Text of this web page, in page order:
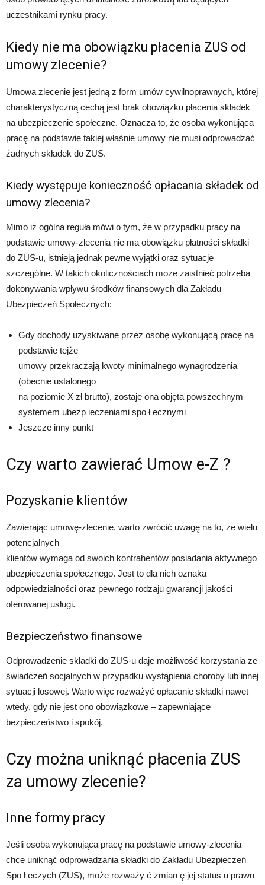
uczestnikami rynku pracy.
Kiedy nie ma obowiązku płacenia ZUS od
umowy zlecenie?
Umowa zlecenie jest jedną z form umów cywilnoprawnych, której
charakterystyczną cechą jest brak obowiązku płacenia składek
na ubezpieczenie społeczne. Oznacza to, że osoba wykonująca
pracę na podstawie takiej właśnie umowy nie musi odprowadzać
żadnych składek do ZUS.
Kiedy występuje konieczność opłacania składek od
umowy zlecenia?
Mimo iż ogólna reguła mówi o tym, że w przypadku pracy na
podstawie umowy-zlecenia nie ma obowiązku płatności składki
do ZUS-u, istnieją jednak pewne wyjątki oraz sytuacje
szczególne. W takich okolicznościach może zaistnieć potrzeba
dokonywania wpływu środków finansowych dla Zakładu
Ubezpieczeń Społecznych:
Gdy dochody uzyskiwane przez osobę wykonującą pracę na
podstawie tejże
umowy przekraczają kwoty minimalnego wynagrodzenia
(obecnie ustalonego
na poziomie X zł brutto), zostaje ona objęta powszechnym
systemem ubezp ieczeniami spo ł ecznymi
Jeszcze inny punkt
Czy warto zawierać Umow e-Z ?
Pozyskanie klientów
Zawierając umowę-zlecenie, warto zwrócić uwagę na to, że wielu
potencjalnych
klientów wymaga od swoich kontrahentów posiadania aktywnego
ubezpieczenia społecznego. Jest to dla nich oznaka
odpowiedzialności oraz pewnego rodzaju gwarancji jakości
oferowanej usługi.
Bezpieczeństwo finansowe
Odprowadzenie składki do ZUS-u daje możliwość korzystania ze
świadczeń socjalnych w przypadku wystąpienia choroby lub innej
sytuacji losowej. Warto więc rozważyć opłacanie składki nawet
wtedy, gdy nie jest ono obowiązkowe – zapewniające
bezpieczeństwo i spokój.
Czy można uniknąć płacenia ZUS
za umowy zlecenie?
Inne formy pracy
Jeśli osoba wykonująca pracę na podstawie umowy-zlecenia
chce uniknąć odprowadzania składki do Zakładu Ubezpieczeń
Spo ł eczych (ZUS), może rozważy ć zmian ę jej status u prawn